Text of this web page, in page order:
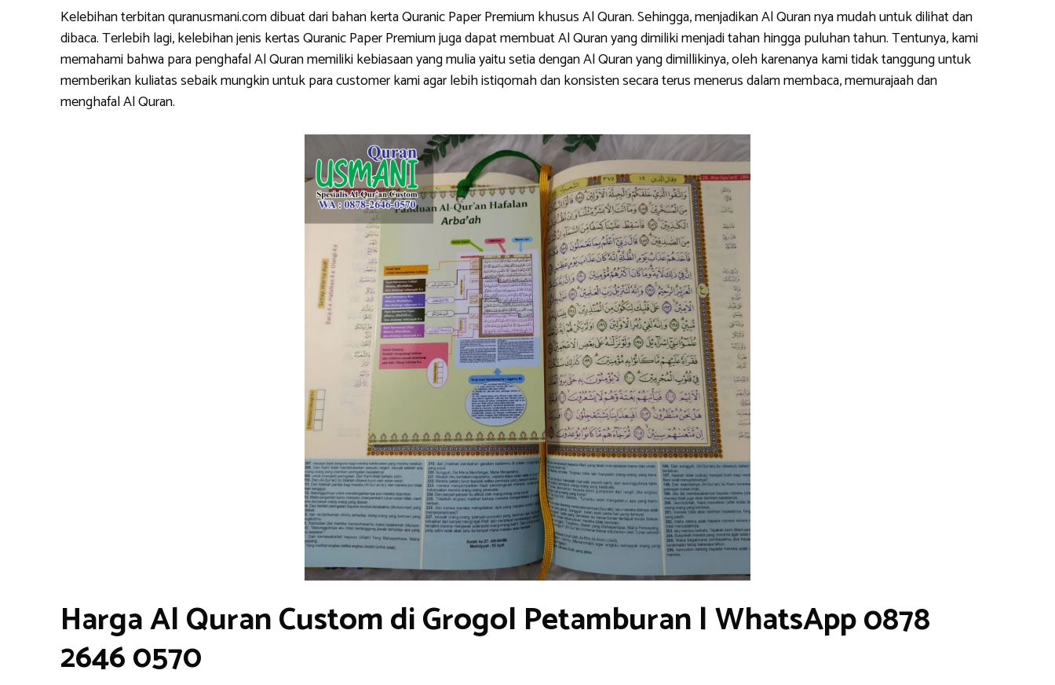
Kelebihan terbitan quranusmani.com dibuat dari bahan kerta Quranic Paper Premium khusus Al Quran. Sehingga, menjadikan Al Quran nya mudah untuk dilihat dan
dibaca. Terlebih lagi, kelebihan jenis kertas Quranic Paper Premium juga dapat membuat Al Quran yang dimiliki menjadi tahan hingga puluhan tahun. Tentunya, kami
memahami bahwa para penghafal Al Quran memiliki kebiasaan yang mulia yaitu setia dengan Al Quran yang dimillikinya, oleh karenanya kami tidak tanggung untuk
memberikan kuliatas sebaik mungkin untuk para customer kami agar lebih istiqomah dan konsisten secara terus menerus dalam membaca, memurajaah dan
menghafal Al Quran.
Harga Al Quran Custom di Grogol Petamburan | WhatsApp 0878
2646 0570